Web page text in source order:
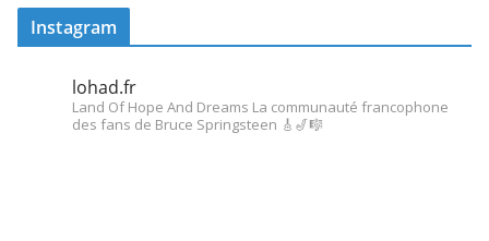
Instagram
lohad.fr
Land Of Hope And Dreams La communauté francophone
des fans de Bruce Springsteen 🎸🎷🎼